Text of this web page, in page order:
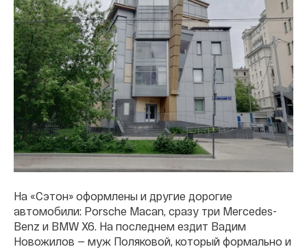
На «Сэтон» оформлены и другие дорогие
автомобили: Porsche Macan, сразу три Mercedes-
Benz и BMW X6. На последнем ездит Вадим
Новожилов — муж Поляковой, который формально и